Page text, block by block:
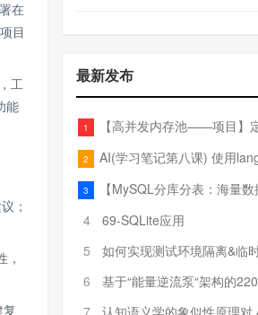
在
目
工
能
；
，
最新发布
1 【高并发内存池——项目】定长内存池——开
2 AI(学习笔记第八课) 使用langchain的
3
【MySQL分库分表：海量数据架构的终极解
4
69-SQLite应用
5
如何实现测试环境隔离&临时数据库（
6
基于“能量逆流泵“架构的220V AC至20V DC 300W高效
7
认知语义学的象似性原理对人工智能自然语言处理深层语义分析的